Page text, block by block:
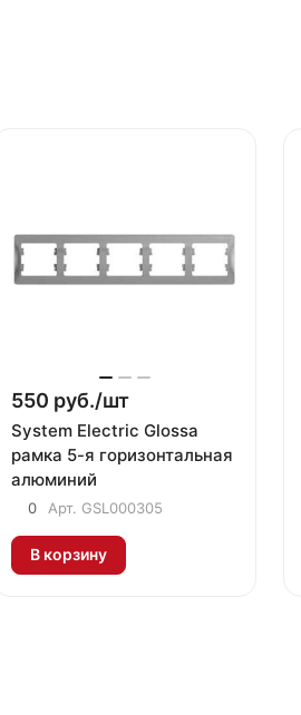
550 руб./шт
System Electric Glossa
рамка 5-я горизонтальная
алюминий
0 Арт. GSL000305
В корзину